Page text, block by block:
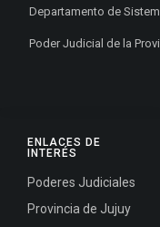
ENLACES DE
INTERÉS
Poderes Judiciales
Provincia de Jujuy
Departamento de
Poder Judicial de la